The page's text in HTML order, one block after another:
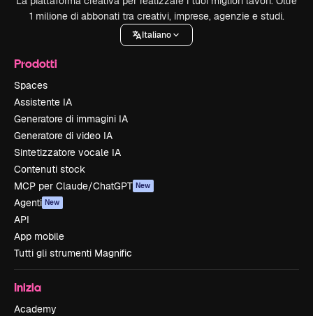
1 milione di abbonati tra creativi, imprese, agenzie e studi.
Italiano
Prodotti
Spaces
Assistente IA
Generatore di immagini IA
Generatore di video IA
Sintetizzatore vocale IA
Contenuti stock
MCP per Claude/ChatGPT New
Agenti New
API
App mobile
Tutti gli strumenti Magnific
Inizia
Academy